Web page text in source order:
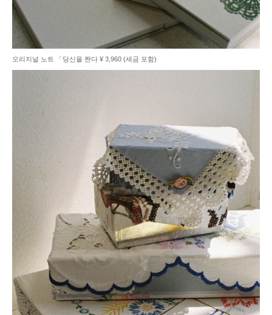
오리지널 노트 「당신을 짠다 ¥ 3,960 (세금 포함)